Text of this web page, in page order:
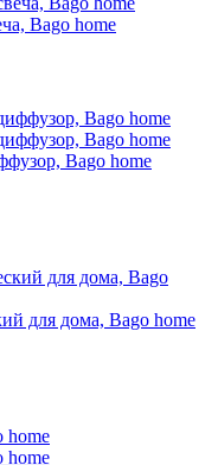
Bago home
Bago home
для дома, Bago home